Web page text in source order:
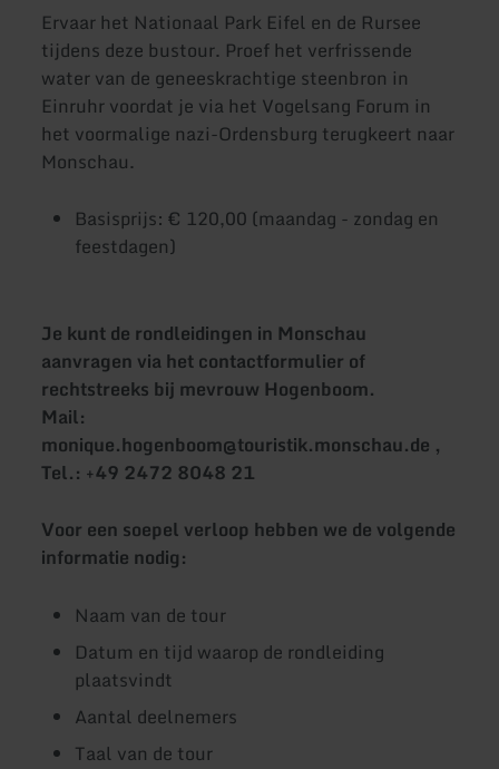
Ervaar het Nationaal Park Eifel en de Rursee
tijdens deze bustour. Proef het verfrissende
water van de geneeskrachtige steenbron in
Einruhr voordat je via het Vogelsang Forum in
het voormalige nazi-Ordensburg terugkeert naar
Monschau.
Basisprijs: € 120,00 (maandag - zondag en
feestdagen)
Je kunt de rondleidingen in Monschau
aanvragen via het contactformulier of
rechtstreeks bij mevrouw Hogenboom.
Mail:
monique.hogenboom@touristik.monschau.de ,
Tel.: +49 2472 8048 21
Voor een soepel verloop hebben we de volgende
informatie nodig:
Naam van de tour
Datum en tijd waarop de rondleiding
plaatsvindt
Aantal deelnemers
Taal van de tour